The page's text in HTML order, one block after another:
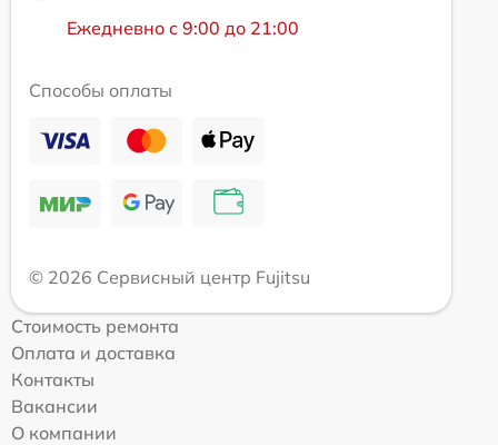
Ежедневно с 9:00 до 21:00
Способы оплаты
© 2026 Сервисный центр Fujitsu
Стоимость ремонта
Оплата и доставка
Контакты
Вакансии
О компании